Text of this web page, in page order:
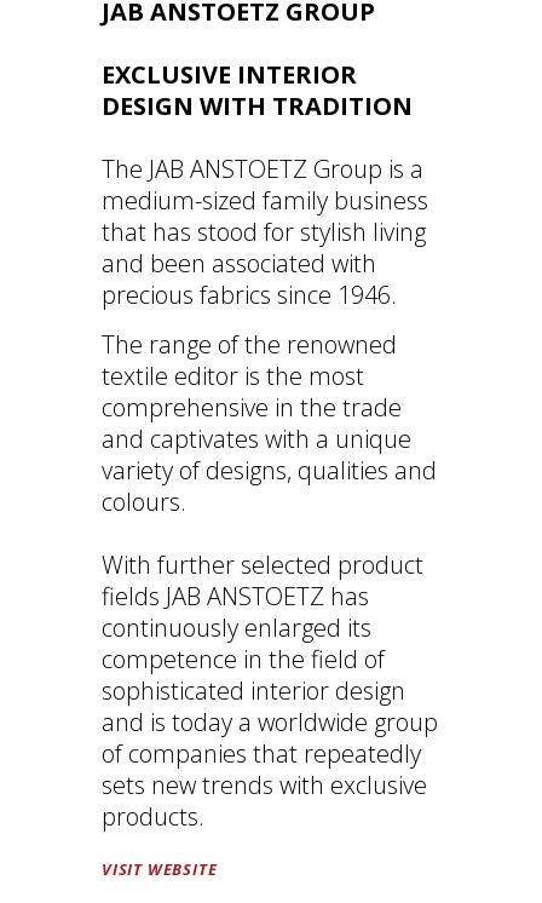
JAB ANSTOETZ GROUP
EXCLUSIVE INTERIOR
DESIGN WITH TRADITION
The JAB ANSTOETZ Group is a
medium-sized family business
that has stood for stylish living
and been associated with
precious fabrics since 1946.
The range of the renowned
textile editor is the most
comprehensive in the trade
and captivates with a unique
variety of designs, qualities and
colours.
With further selected product
fields JAB ANSTOETZ has
continuously enlarged its
competence in the field of
sophisticated interior design
and is today a worldwide group
of companies that repeatedly
sets new trends with exclusive
products.
VISIT WEBSITE